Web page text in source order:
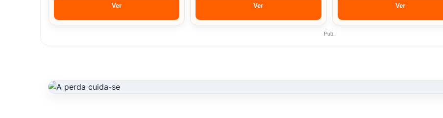
Ver Ver Ver
Pub.